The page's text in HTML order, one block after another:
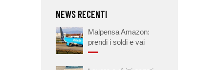
NEWS RECENTI
Malpensa Amazon:
prendi i soldi e vai